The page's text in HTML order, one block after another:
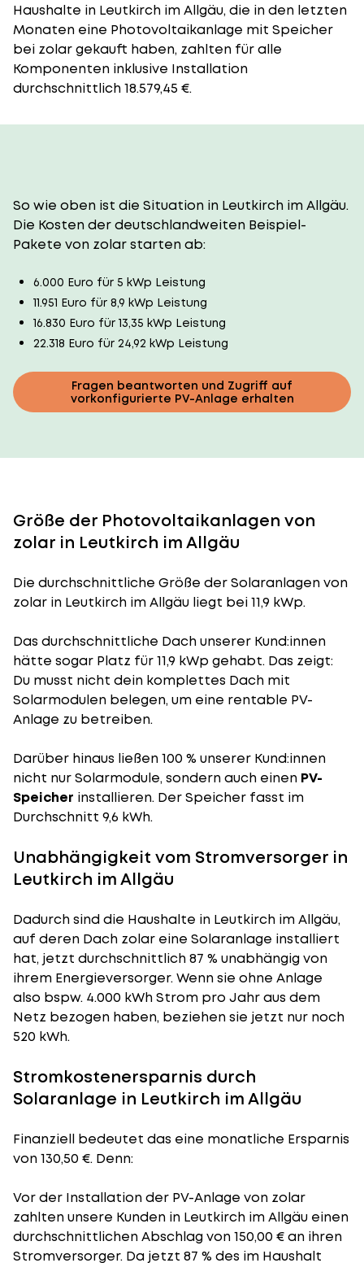
Haushalte in Leutkirch im Allgäu, die in den letzten
Monaten eine Photovoltaikanlage mit Speicher
bei zolar gekauft haben, zahlten für alle
Komponenten inklusive Installation
durchschnittlich 18.579,45 €.
So wie oben ist die Situation in Leutkirch im Allgäu.
Die Kosten der deutschlandweiten Beispiel-
Pakete von zolar starten ab:
6.000 Euro für 5 kWp Leistung
11.951 Euro für 8,9 kWp Leistung
16.830 Euro für 13,35 kWp Leistung
22.318 Euro für 24,92 kWp Leistung
Fragen beantworten und Zugriff auf
vorkonfigurierte PV-Anlage erhalten
Größe der Photovoltaikanlagen von
zolar in Leutkirch im Allgäu
Die durchschnittliche Größe der Solaranlagenvon
zolar in Leutkirch im Allgäu liegt bei 11,9 kWp.
Das durchschnittliche Dach unserer Kund:innen
hätte sogar Platz für 11,9 kWp gehabt. Das zeigt:
Du musst nicht dein komplettes Dach mit
Solarmodulen belegen, um eine rentable PV-
Anlage zu betreiben.
Darüber hinaus ließen 100 % unserer Kund:innen
nicht nur Solarmodule, sondern auch einen PV-
Speicher installieren. Der Speicher fasst im
Durchschnitt 9,6 kWh.
Unabhängigkeit vom Stromversorger in
Leutkirch im Allgäu
Dadurch sind die Haushalte in Leutkirch im Allgäu,
auf deren Dach zolar eine Solaranlage installiert
hat, jetzt durchschnittlich 87 % unabhängig von
ihrem Energieversorger. Wenn sie ohne Anlage
also bspw. 4.000 kWh Strom pro Jahr aus dem
Netz bezogen haben, beziehen sie jetzt nur noch
520 kWh.
Stromkostenersparnis durch
Solaranlage in Leutkirch im Allgäu
Finanziell bedeutet das eine monatliche Ersparnis
von 130,50 €. Denn:
Vor der Installation der PV-Anlage von zolar
zahlten unsere Kunden in Leutkirch im Allgäu einen
durchschnittlichen Abschlag von 150,00 € an ihren
Stromversorger. Da jetzt 87 % des im Haushalt